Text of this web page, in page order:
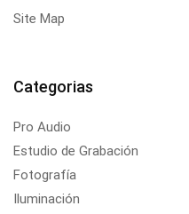
Site Map
Categorias
Pro Audio
Estudio de Grabación
Fotografía
Iluminación